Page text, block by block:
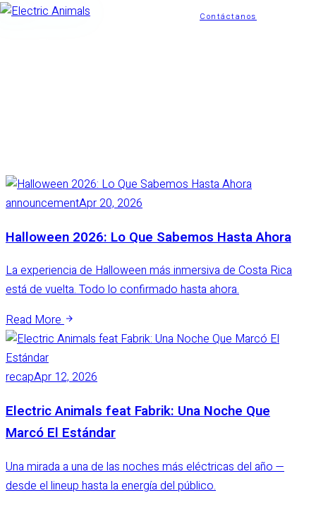
Contáctanos
announcementApr 20, 2026
recapApr 12, 2026